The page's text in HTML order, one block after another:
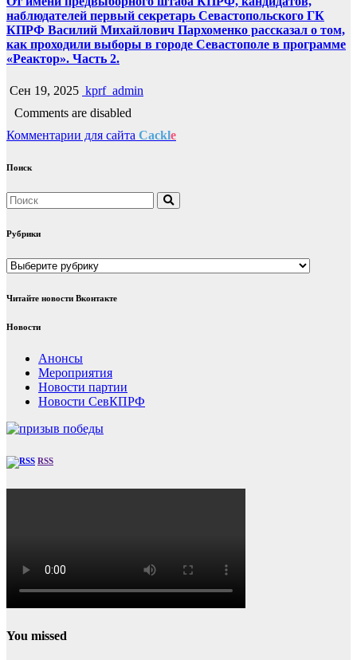
наблюдателей первый секретарь Севастопольского ГК
КПРФ Василий Михайлович Пархоменко рассказал о том,
как проходили выборы в городе Севастополе в программе
«Реактор». Часть 2.
Сен 19, 2025 kprf_admin
Comments are disabled
Комментарии для сайта Cackle
Поиск
Рубрики
Рубрики
Читайте новости Вконтакте
Новости
Анонсы
Мероприятия
Новости партии
Новости СевКПРФ
RSS
You missed